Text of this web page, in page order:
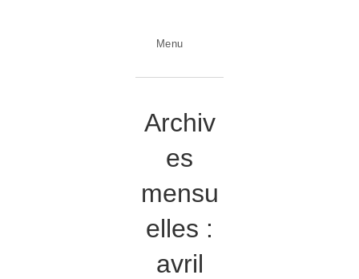
Menu
Archiv
es
mensu
elles :
avril